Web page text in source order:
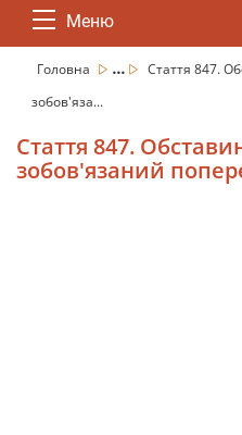
Меню
Головна ...
Стаття 847.
зобов'яза...
Стаття 847.
зобов'язаний